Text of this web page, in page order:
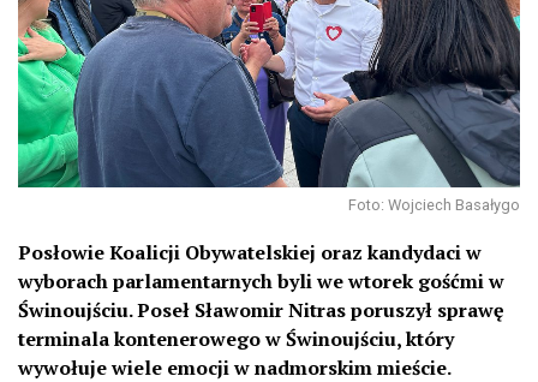
Foto: Wojciech Basałygo
Posłowie Koalicji Obywatelskiej oraz kandydaci w
wyborach parlamentarnych byli we wtorek gośćmi w
Świnoujściu. Poseł Sławomir Nitras poruszył sprawę
terminala kontenerowego w Świnoujściu, który
wywołuje wiele emocji w nadmorskim mieście.